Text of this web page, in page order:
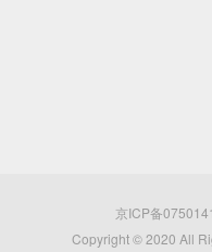
京ICP备
Copyright © 2020 All